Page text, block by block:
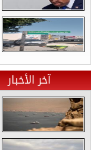
آخر الأخبار